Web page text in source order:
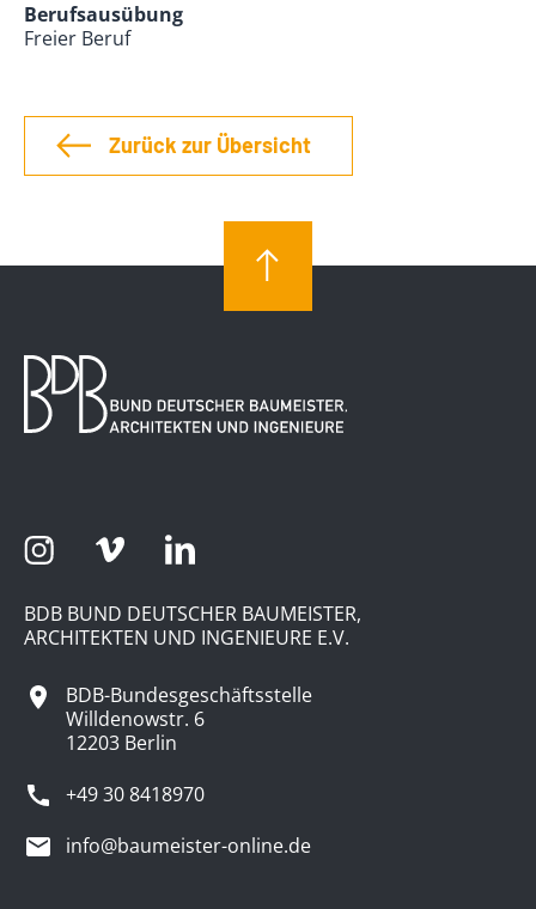
Berufsausübung
Freier Beruf
Zurück zur Übersicht
BDB BUND DEUTSCHER BAUMEISTER,
ARCHITEKTEN UND INGENIEURE E.V.
BDB-Bundesgeschäftsstelle
Willdenowstr. 6
12203 Berlin
+49 30 8418970
info@baumeister-online.de